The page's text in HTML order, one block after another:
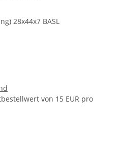
28x44x7 BASL
von 15 EUR pro